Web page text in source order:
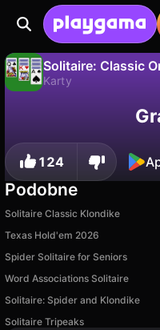
Solitaire: Classic
Karty
Zapisz postępy!
124
Podobne
Solitaire Classic Klondike
Texas Hold'em 2026
Spider Solitaire for Seniors
Word Associations Solitaire
Solitaire: Spider and Klondike
Solitaire Tripeaks